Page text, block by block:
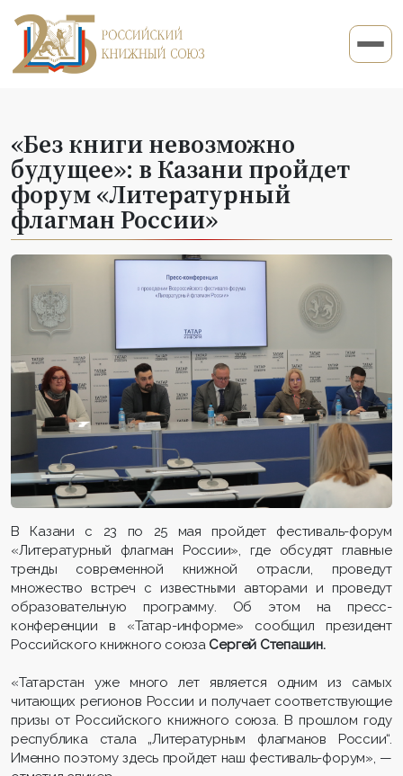
«Без книги невозможно
будущее»: в Казани пройдет
форум «Литературный
флагман России»
В Казани с 23 по 25 мая пройдет фестиваль-форум
«Литературный флагман России», где обсудят главные
тренды современной книжной отрасли, проведут
множество встреч с известными авторами и проведут
образовательную программу. Об этом на пресс-
конференции в «Татар-информе» сообщил президент
Российского книжного союза Сергей Степашин.
«Татарстан уже много лет является одним из самых
читающих регионов России и получает соответствующие
призы от Российского книжного союза. В прошлом году
республика стала „Литературным флагманов России“.
Именно поэтому здесь пройдет наш фестиваль-форум», —